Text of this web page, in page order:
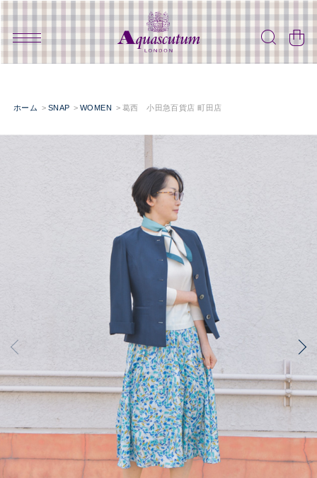
ホーム SNAP WOMEN 葛西 小田急百貨店 町田店